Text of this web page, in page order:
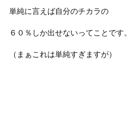
単純に言えば自分のチカラの
６０％しか出せないってことです。
（まぁこれは単純すぎますが）